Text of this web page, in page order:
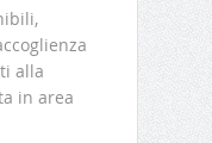
alla
in area